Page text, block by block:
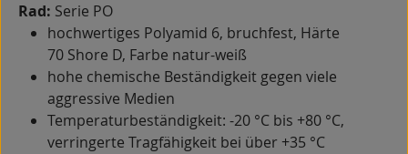
Rad: Serie PO
hochwertiges Polyamid 6, bruchfest, Härte
70 Shore D, Farbe natur-weiß
hohe chemische Beständigkeit gegen viele
aggressive Medien
Temperaturbeständigkeit: -20 °C bis +80 °C,
verringerte Tragfähigkeit bei über +35 °C